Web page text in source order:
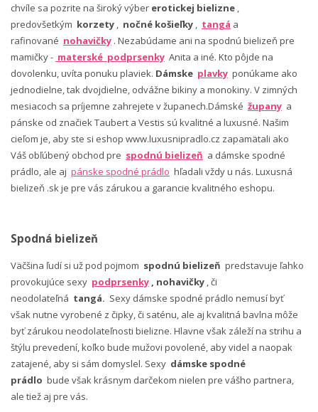
chvíle sa pozrite na široký výber erotickej bielizne ,
predovšetkým korzety , nočné košieľky , tangá a
rafinované nohavičky . Nezabúdame ani na spodnú bielizeň pre
mamičky - materské podprsenky Anita a iné. Kto pôjde na
dovolenku, uvíta ponuku plaviek. Dámske plavky ponúkame ako
jednodielne, tak dvojdielne, odvážne bikiny a monokiny. V zimných
mesiacoch sa príjemne zahrejete v županech.Dámské župany a
pánske od značiek Taubert a Vestis sú kvalitné a luxusné. Našim
cieľom je, aby ste si eshop www.luxusnipradlo.cz zapamätali ako
Váš obľúbený obchod pre spodnú bielizeň a dámske spodné
prádlo, ale aj pánske spodné prádlo hľadali vždy u nás. Luxusná
bielizeň .sk je pre vás zárukou a garancie kvalitného eshopu.
Spodná bielizeň
Väčšina ľudí si už pod pojmom spodnú bielizeň predstavuje ľahko
provokujúce sexy podprsenky , nohavičky , či
neodolateľná tangá. Sexy dámske spodné prádlo nemusí byť
však nutne vyrobené z čipky, či saténu, ale aj kvalitná bavlna môže
byť zárukou neodolateľnosti bielizne. Hlavne však záleží na strihu a
štýlu prevedení, koľko bude mužovi povolené, aby videl a naopak
zatajené, aby si sám domyslel. Sexy dámske spodné
prádlo bude však krásnym darčekom nielen pre vášho partnera,
ale tiež aj pre vás.